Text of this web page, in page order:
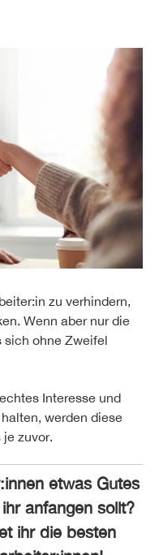
zu verhindern,
Wenn aber nur die
sich ohne Zweifel
Interesse und
werden diese
zuvor.
etwas Gutes
anfangen sollt?
ihr die besten